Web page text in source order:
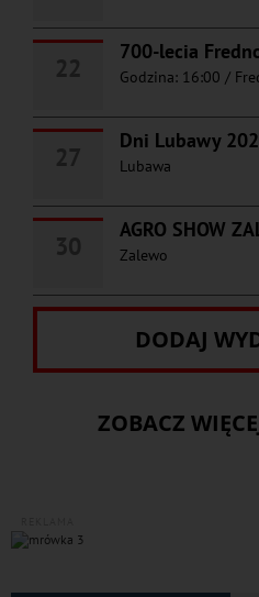
700-lecia
Godzina: 16:00 /
Dni Lubawy
Lubawa
AGRO SHOW
Zalewo
DODAJ
ZOBACZ